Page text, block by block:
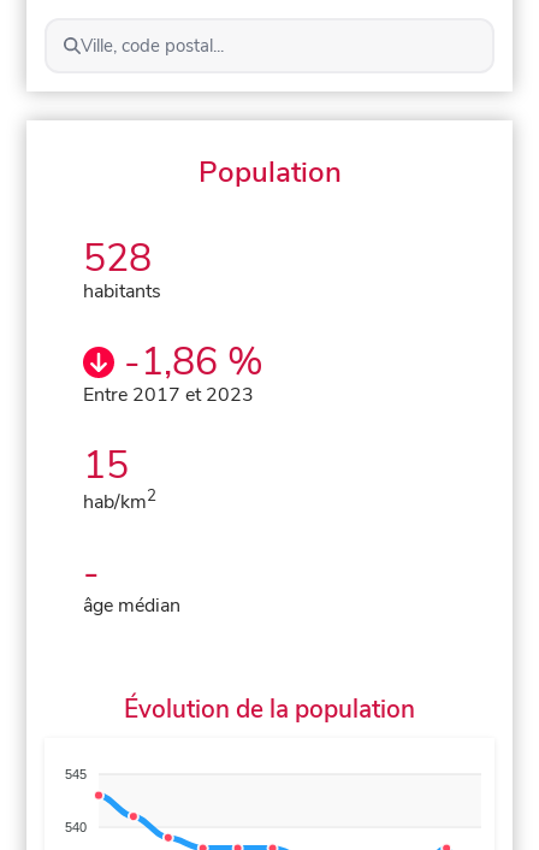
Ville, code postal...
Population
528
habitants
-1,86 %
Entre 2017 et 2023
15
hab/km2
-
âge médian
Évolution de la population
545
540